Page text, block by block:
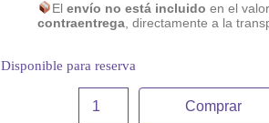
Elenvío no está incluido en el
contraentrega , directamente a la
Disponible para reserva
Comprar